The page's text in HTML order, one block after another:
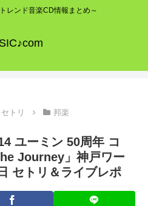
レンド音楽CD情報まとめ～
トリ 邦楽
ユーミン 50周年 コ
Journey」神戸ワー
セトリ＆ライブレポ